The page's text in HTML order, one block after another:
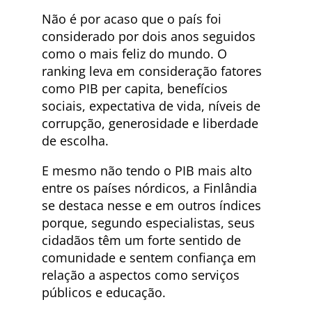
Não é por acaso que o país foi
considerado por dois anos seguidos
como o mais feliz do mundo. O
ranking leva em consideração fatores
como PIB per capita, benefícios
sociais, expectativa de vida, níveis de
corrupção, generosidade e liberdade
de escolha.
E mesmo não tendo o PIB mais alto
entre os países nórdicos, a Finlândia
se destaca nesse e em outros índices
porque, segundo especialistas, seus
cidadãos têm um forte sentido de
comunidade e sentem confiança em
relação a aspectos como serviços
públicos e educação.